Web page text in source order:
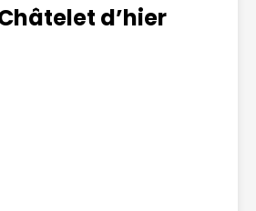
d’hier